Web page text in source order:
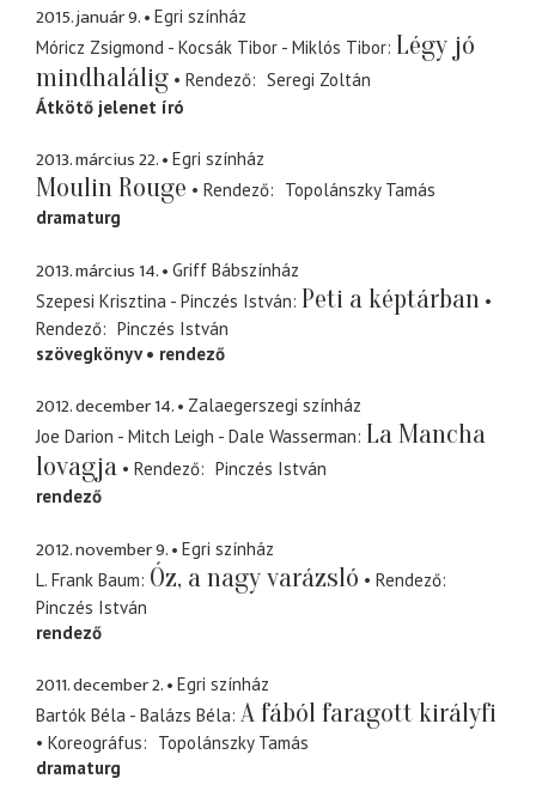
2015. január 9.
Egri színház
Móricz Zsigmond - Kocsák Tibor - Miklós Tibor Légy jó
mindhalálig
Rendező
Seregi Zoltán
Átkötő jelenet író
2013. március 22. Egri színház
Moulin Rouge Rendező
Topolánszky Tamás
dramaturg
2013. március 14.
Griff Bábszínház
Szepesi Krisztina - Pinczés István Peti a képtárban
Rendező
Pinczés István
szövegkönyv
rendező
2012. december 14.
Zalaegerszegi színház
Joe Darion - Mitch Leigh - Dale Wasserman La Mancha
lovagja
Rendező
Pinczés István
rendező
2012. november 9.
Egri színház
L. Frank Baum Óz, a nagy varázsló
Rendező
Pinczés István
rendező
2011. december 2.
Egri színház
Bartók Béla - Balázs Béla A fából faragott királyfi
Koreográfus
Topolánszky Tamás
dramaturg